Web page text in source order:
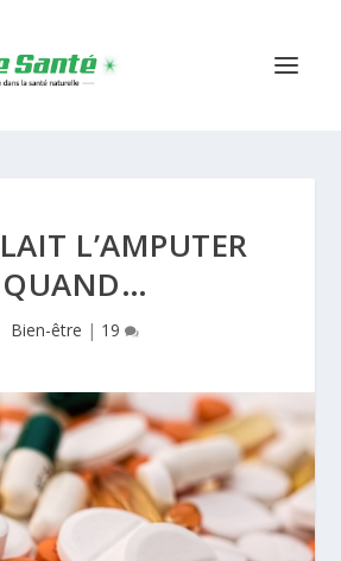
L’AMPUTER
QUAND…
Bien-être | 19